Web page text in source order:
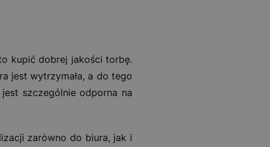
kupić dobrej jakości torbę.
jest wytrzymała, a do tego
szczególnie odporna na
zarówno do biura, jak i